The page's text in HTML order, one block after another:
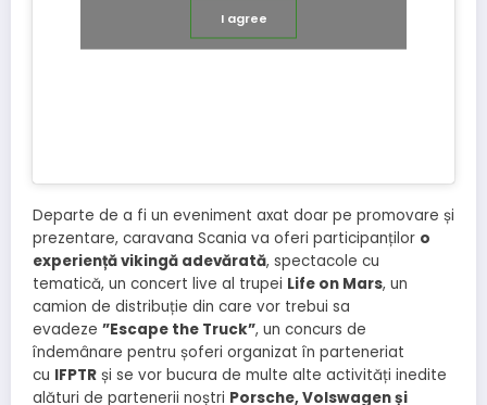
I agree
Departe de a fi un eveniment axat doar pe promovare și
prezentare, caravana Scania va oferi participanților o
experiență vikingă adevărată, spectacole cu
tematică, un concert live al trupei Life on Mars, un
camion de distribuție din care vor trebui sa
evadeze ”Escape the Truck”, un concurs de
îndemânare pentru șoferi organizat în parteneriat
cu IFPTR și se vor bucura de multe alte activități inedite
alături de partenerii noștri Porsche, Volswagen și